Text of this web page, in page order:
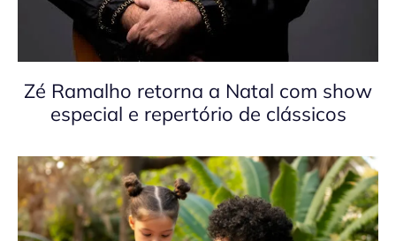
Zé Ramalho retorna a Natal com show
especial e repertório de clássicos